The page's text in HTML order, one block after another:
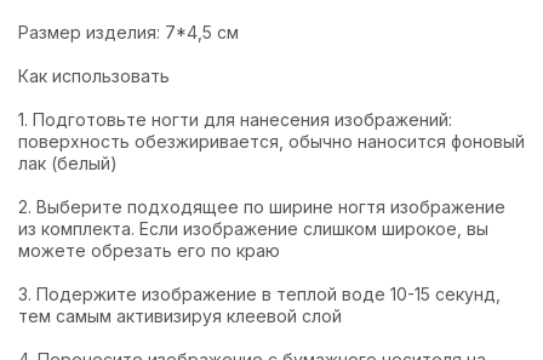
Размер изделия: 7*4,5 см
Как использовать
1. Подготовьте ногти для нанесения изображений:
поверхность обезжиривается, обычно наносится фоновый
лак (белый)
2. Выберите подходящее по ширине ногтя изображение
из комплекта. Если изображение слишком широкое, вы
можете обрезать его по краю
3. Подержите изображение в теплой воде 10-15 секунд,
тем самым активизируя клеевой слой